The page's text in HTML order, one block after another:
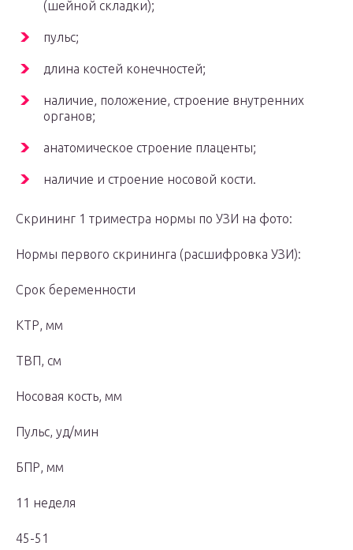
(шейной складки);
пульс;
длина костей конечностей;
наличие, положение, строение внутренних
органов;
анатомическое строение плаценты;
наличие и строение носовой кости.
Скрининг 1 триместра нормы по УЗИ на фото:
Нормы первого скрининга (расшифровка УЗИ):
Срок беременности
КТР, мм
ТВП, см
Носовая кость, мм
Пульс, уд/мин
БПР, мм
11 неделя
45-51